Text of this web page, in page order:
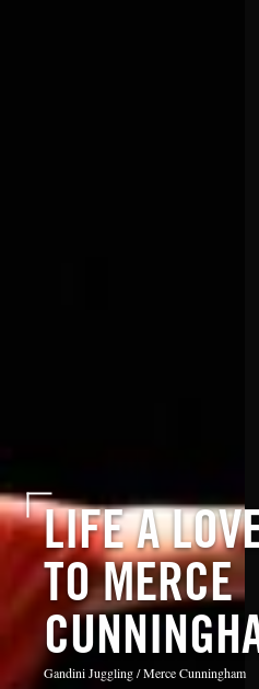
LIFE A
TO MERCE
Gandini Juggling / Merce Cunningham